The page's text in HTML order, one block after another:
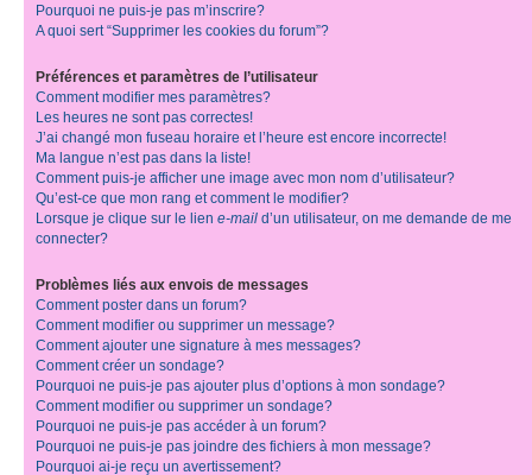
Pourquoi ne puis-je pas m’inscrire?
A quoi sert “Supprimer les cookies du forum”?
Préférences et paramètres de l’utilisateur
Comment modifier mes paramètres?
Les heures ne sont pas correctes!
J’ai changé mon fuseau horaire et l’heure est encore incorrecte!
Ma langue n’est pas dans la liste!
Comment puis-je afficher une image avec mon nom d’utilisateur?
Qu’est-ce que mon rang et comment le modifier?
Lorsque je clique sur le lien e-mail d’un utilisateur, on me demande de me
connecter?
Problèmes liés aux envois de messages
Comment poster dans un forum?
Comment modifier ou supprimer un message?
Comment ajouter une signature à mes messages?
Comment créer un sondage?
Pourquoi ne puis-je pas ajouter plus d’options à mon sondage?
Comment modifier ou supprimer un sondage?
Pourquoi ne puis-je pas accéder à un forum?
Pourquoi ne puis-je pas joindre des fichiers à mon message?
Pourquoi ai-je reçu un avertissement?